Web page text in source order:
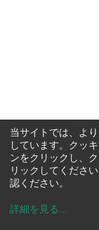
当サイトでは、よ
しています。クッ
ンをクリックし、
リックしてくださ
認ください。
詳細を見る ...